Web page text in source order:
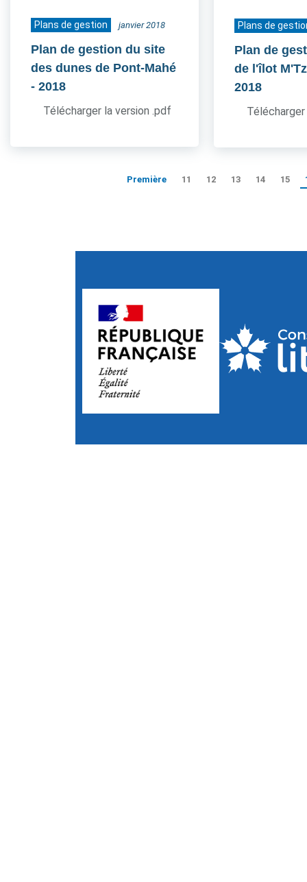
Plans de gestion janvier 2018
Plan de gestion du site
des dunes de Pont-Mahé
- 2018
Télécharger la version .pdf
Plans de
Plan de
de l'îlot
2018
Première 11 12 13 14 15